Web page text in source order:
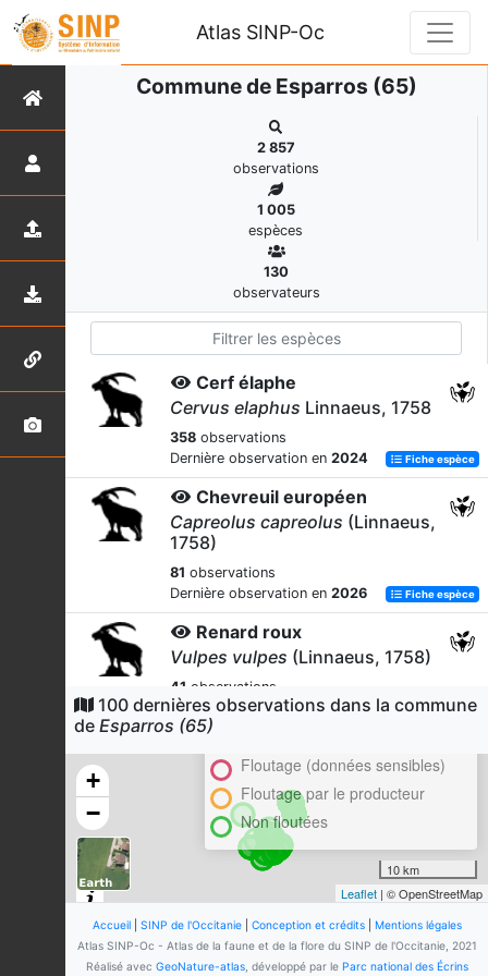
Atlas SINP-Oc
Commune de Esparros (65)
2 857
observations
1 005
espèces
130
observateurs
Cerf élaphe
Cervus elaphus Linnaeus, 1758
358 observations
Dernière observation en 2024 Fiche espèce
Chevreuil européen
Capreolus capreolus (Linnaeus,
1758)
81 observations
Dernière observation en 2026 Fiche espèce
Renard roux
Vulpes vulpes (Linnaeus, 1758)
41 observations
Dernière observation en2025 Fiche espèce
Gyps fulvus(Hablizl, 1783)
observations
Dernière observation en
Buse variable
(Linnaeus,
1758)
observations
Fiche espèce
100 dernières observations dans la commune
de Esparros (65)
+
−
Cluster
Floutage (données sensibles)
Floutage par le producteur
Non floutées
10 km
Leaflet | © OpenStreetMap
Accueil| SINP de l'Occitanie| Conception et crédits| Mentions légales
Atlas SINP-Oc - Atlas de la faune et de la flore du SINP de l'Occitanie, 2021
Réalisé avec GeoNature-atlas, développé par le Parc national des Écrins